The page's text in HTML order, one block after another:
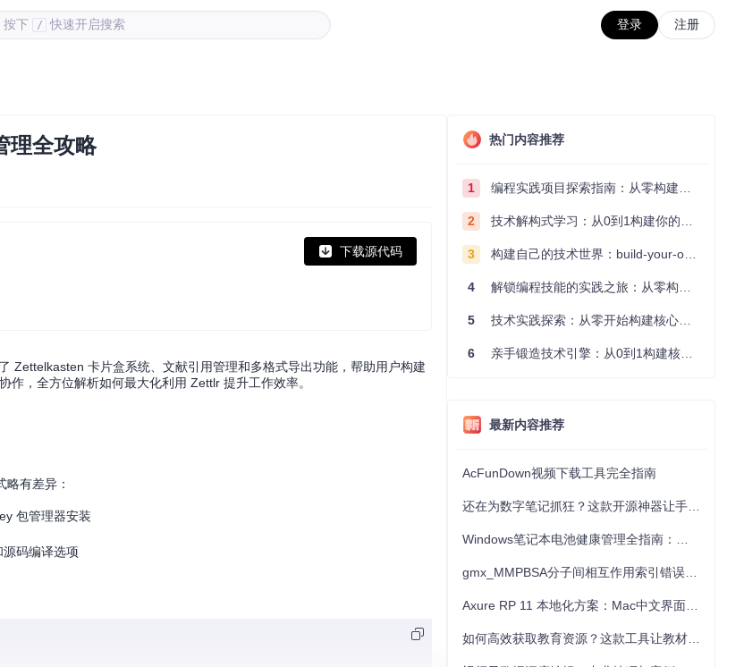
按下 / 快速开启搜索 登录 注册
理全攻略
下载源代码
Zettelkasten 卡片盒系统、文献引用管理和多格式导出功能，帮助用户构建
，全方位解析如何最大化利用 Zettlr 提升工作效率。
有差异：
包管理器安装
码编译选项
热门内容推荐
1 编程实践项目探索指南：从零构建技术能力体系
2 技术解构式学习：从0到1构建你的编程知识体系
3 构建自己的技术世界：build-your-own-x项目的实践探索指南
4 解锁编程技能的实践之旅：从零构建你的技术世界
5 技术实践探索：从零开始构建核心系统的实践指南
6 亲手锻造技术引擎：从0到1构建核心系统的实践指南
最新内容推荐
AcFunDown视频下载工具完全指南